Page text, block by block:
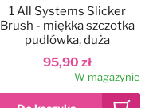
95,90 zł
1 All Systems Slicker
Brush - miękka szczotka
pudlówka, duża
W magazynie